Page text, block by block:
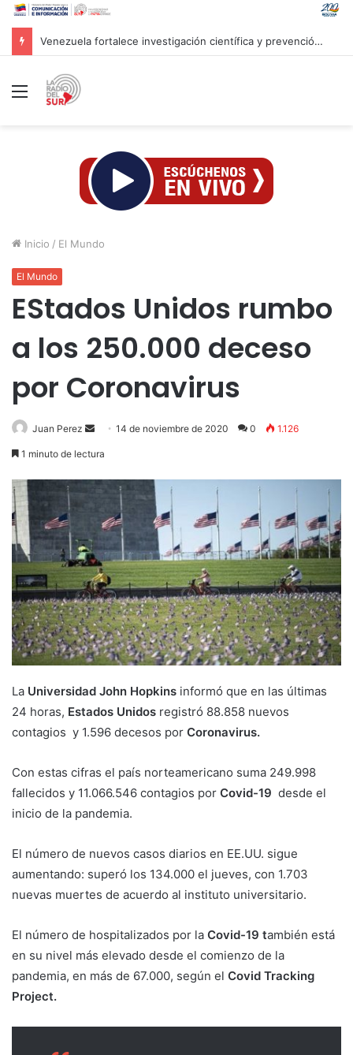
Venezuela fortalece investigación científica y prevención ante efectos del fenómeno «Súper Niño»
Menú
Inicio / El Mundo
El Mundo
EStados Unidos rumbo
a los 250.000 deceso
por Coronavirus
Juan Perez
Send14 de noviembre de 2020 0 1.126
1 minuto de lectura
La Universidad John Hopkins informó que en las últimas
24 horas, Estados Unidos registró 88.858 nuevos
contagios y 1.596 decesos por Coronavirus.
Con estas cifras el país norteamericano suma 249.998
fallecidos y 11.066.546 contagios por Covid-19 desde el
inicio de la pandemia.
El número de nuevos casos diarios en EE.UU. sigue
aumentando: superó los 134.000 el jueves, con 1.703
nuevas muertes de acuerdo al instituto universitario.
El número de hospitalizados por la Covid-19 también está
en su nivel más elevado desde el comienzo de la
pandemia, en más de 67.000, según el Covid Tracking
Project.